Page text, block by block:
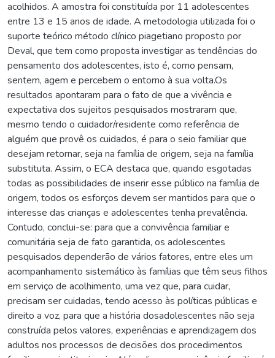
acolhidos. A amostra foi constituída por 11 adolescentes
entre 13 e 15 anos de idade. A metodologia utilizada foi o
suporte teórico método clínico piagetiano proposto por
Deval, que tem como proposta investigar as tendências do
pensamento dos adolescentes, isto é, como pensam,
sentem, agem e percebem o entorno à sua volta.Os
resultados apontaram para o fato de que a vivência e
expectativa dos sujeitos pesquisados mostraram que,
mesmo tendo o cuidador/residente como referência de
alguém que provê os cuidados, é para o seio familiar que
desejam retornar, seja na família de origem, seja na família
substituta. Assim, o ECA destaca que, quando esgotadas
todas as possibilidades de inserir esse público na família de
origem, todos os esforços devem ser mantidos para que o
interesse das crianças e adolescentes tenha prevalência.
Contudo, conclui-se: para que a convivência familiar e
comunitária seja de fato garantida, os adolescentes
pesquisados dependerão de vários fatores, entre eles um
acompanhamento sistemático às famílias que têm seus filhos
em serviço de acolhimento, uma vez que, para cuidar,
precisam ser cuidadas, tendo acesso às políticas públicas e
direito a voz, para que a história dosadolescentes não seja
construída pelos valores, experiências e aprendizagem dos
adultos nos processos de decisões dos procedimentos